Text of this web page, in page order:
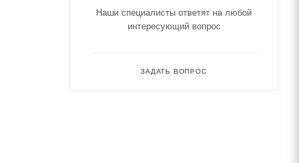
Наши специалисты ответят на любой
интересующий вопрос
ЗАДАТЬ ВОПРОС